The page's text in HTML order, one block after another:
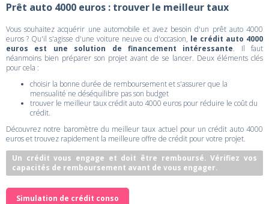
Prêt auto 4000 euros : trouver le meilleur taux
Vous souhaitez acquérir une automobile et avez besoin d'un prêt auto 4000
euros ? Qu'il s'agisse d'une voiture neuve ou d'occasion, le crédit auto 4000
euros est une solution de financement intéressante. Il faut
néanmoins bien préparer son projet avant de se lancer. Deux éléments clés
pour cela :
choisir la bonne durée de remboursement et s'assurer que la
mensualité ne déséquilibre pas son budget
trouver le meilleur taux crédit auto 4000 euros pour réduire le coût du
crédit.
Découvrez notre baromètre du meilleur taux actuel pour un crédit auto 4000
euros et trouvez rapidement la meilleure offre de crédit pour votre projet.
Un crédit vous engage et doit être remboursé. Vérifiez vos
capacités de remboursement avant de vous engager.
Simulation de crédit conso